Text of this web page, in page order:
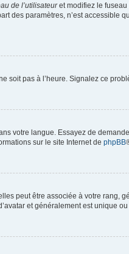
de l’utilisateuret modifiez le fuseau
des paramètres, n’est accessible
soit pas à l’heure. Signalez ce
votre langue. Essayez de
sur le site Internet de phpBB
peut être associée à votre rang,
et généralement est unique